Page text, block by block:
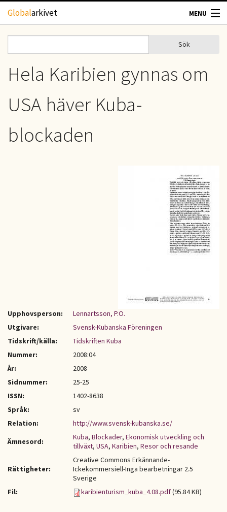
Hoppa till huvudinnehåll
Globalarkivet MENU
TIDSKRIFTER
GEOGRAFI
Sökformulär
Sök
Hela Karibien gynnas om
USA häver Kuba-
blockaden
Upphovsperson:
Lennartsson, P.O.
Utgivare:
Svensk-Kubanska Föreningen
Tidskrift/källa:
Tidskriften Kuba
Nummer:
2008:04
År:
2008
Sidnummer:
25-25
ISSN:
1402-8638
Språk:
sv
Relation:
http://www.svensk-kubanska.se/
Ämnesord:
Kuba, Blockader, Ekonomisk utveckling och
tillväxt, USA, Karibien, Resor och resande
Rättigheter:
Creative Commons Erkännande-
Ickekommersiell-Inga bearbetningar 2.5
Sverige
Fil:
karibienturism_kuba_4.08.pdf(95.84 KB)